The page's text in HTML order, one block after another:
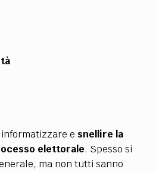
e snellire la
elettorale. Spesso si
, ma non tutti sanno